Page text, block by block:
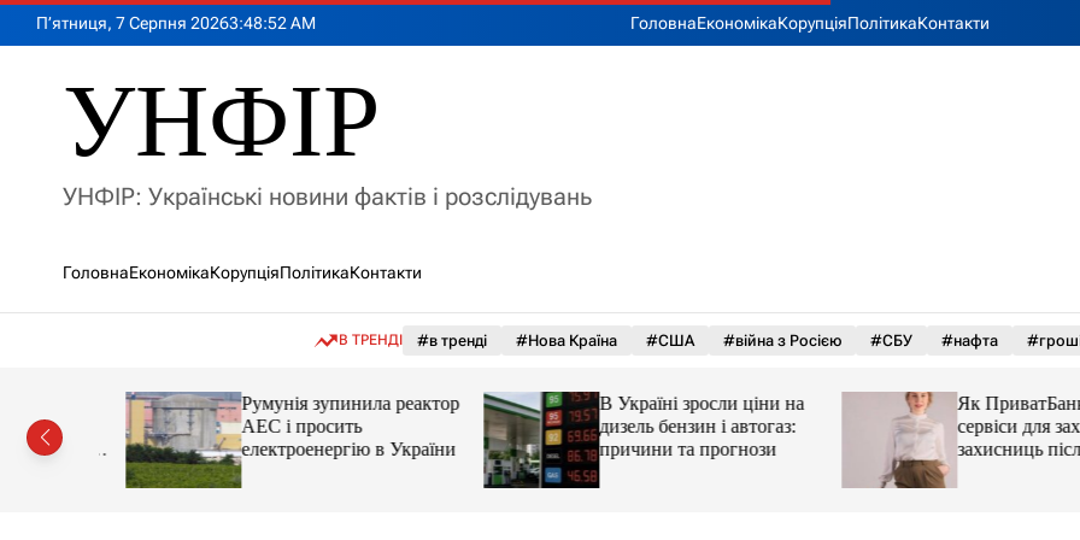
П’ятниця, 7 Серпня 20263:48:53 AM ГоловнаЕкономікаКорупціяПолітикаКонтакти
УНФІР
УНФІР: Українські новини фактів і розслідувань
ГоловнаЕкономікаКорупціяПолітикаКонтакти
В ТРЕНДІ #в тренді #Нова Країна #США #війна з Росією #СБУ #нафта
цін і
Румунія зупинила реактор
АЕС і просить
електроенергію в України
В Україні зросли ціни на
дизель бензин і автогаз:
причини та прогнози
Як ПриватБанк
сервіси для
захисниць після